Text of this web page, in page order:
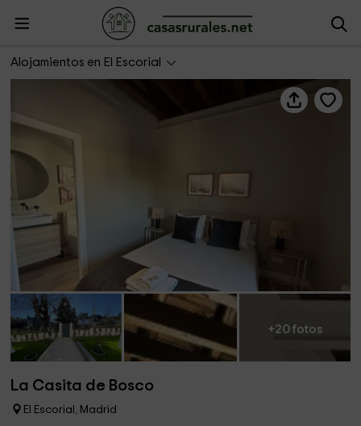
Alojamientos en El Escorial
La Casita de Bosco
+20 fotos
La Casita de Bosco
El Escorial, Madrid